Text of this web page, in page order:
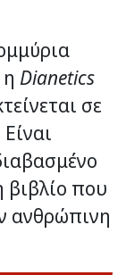
Dianetics
σε
βιβλίο που
ανθρώπινη